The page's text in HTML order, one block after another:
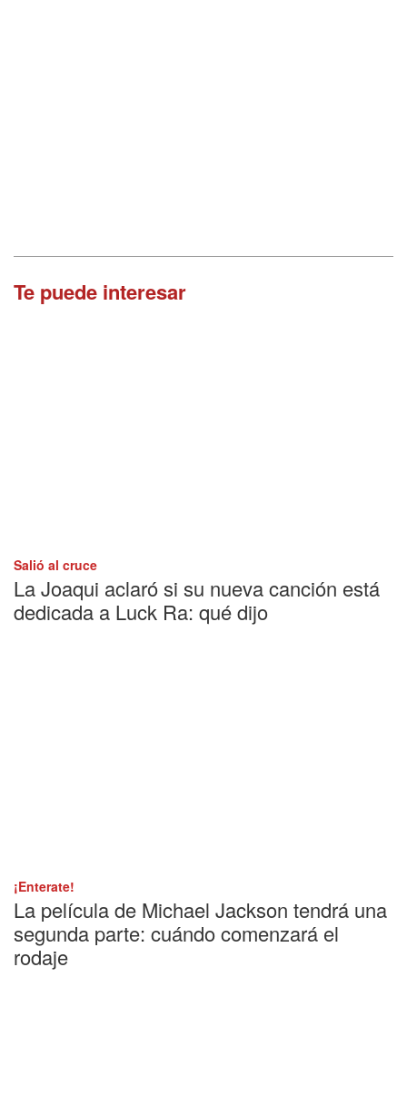
Te puede interesar
Salió al cruce
La Joaqui aclaró si su nueva canción está
dedicada a Luck Ra: qué dijo
¡Enterate!
La película de Michael Jackson tendrá una
segunda parte: cuándo comenzará el
rodaje